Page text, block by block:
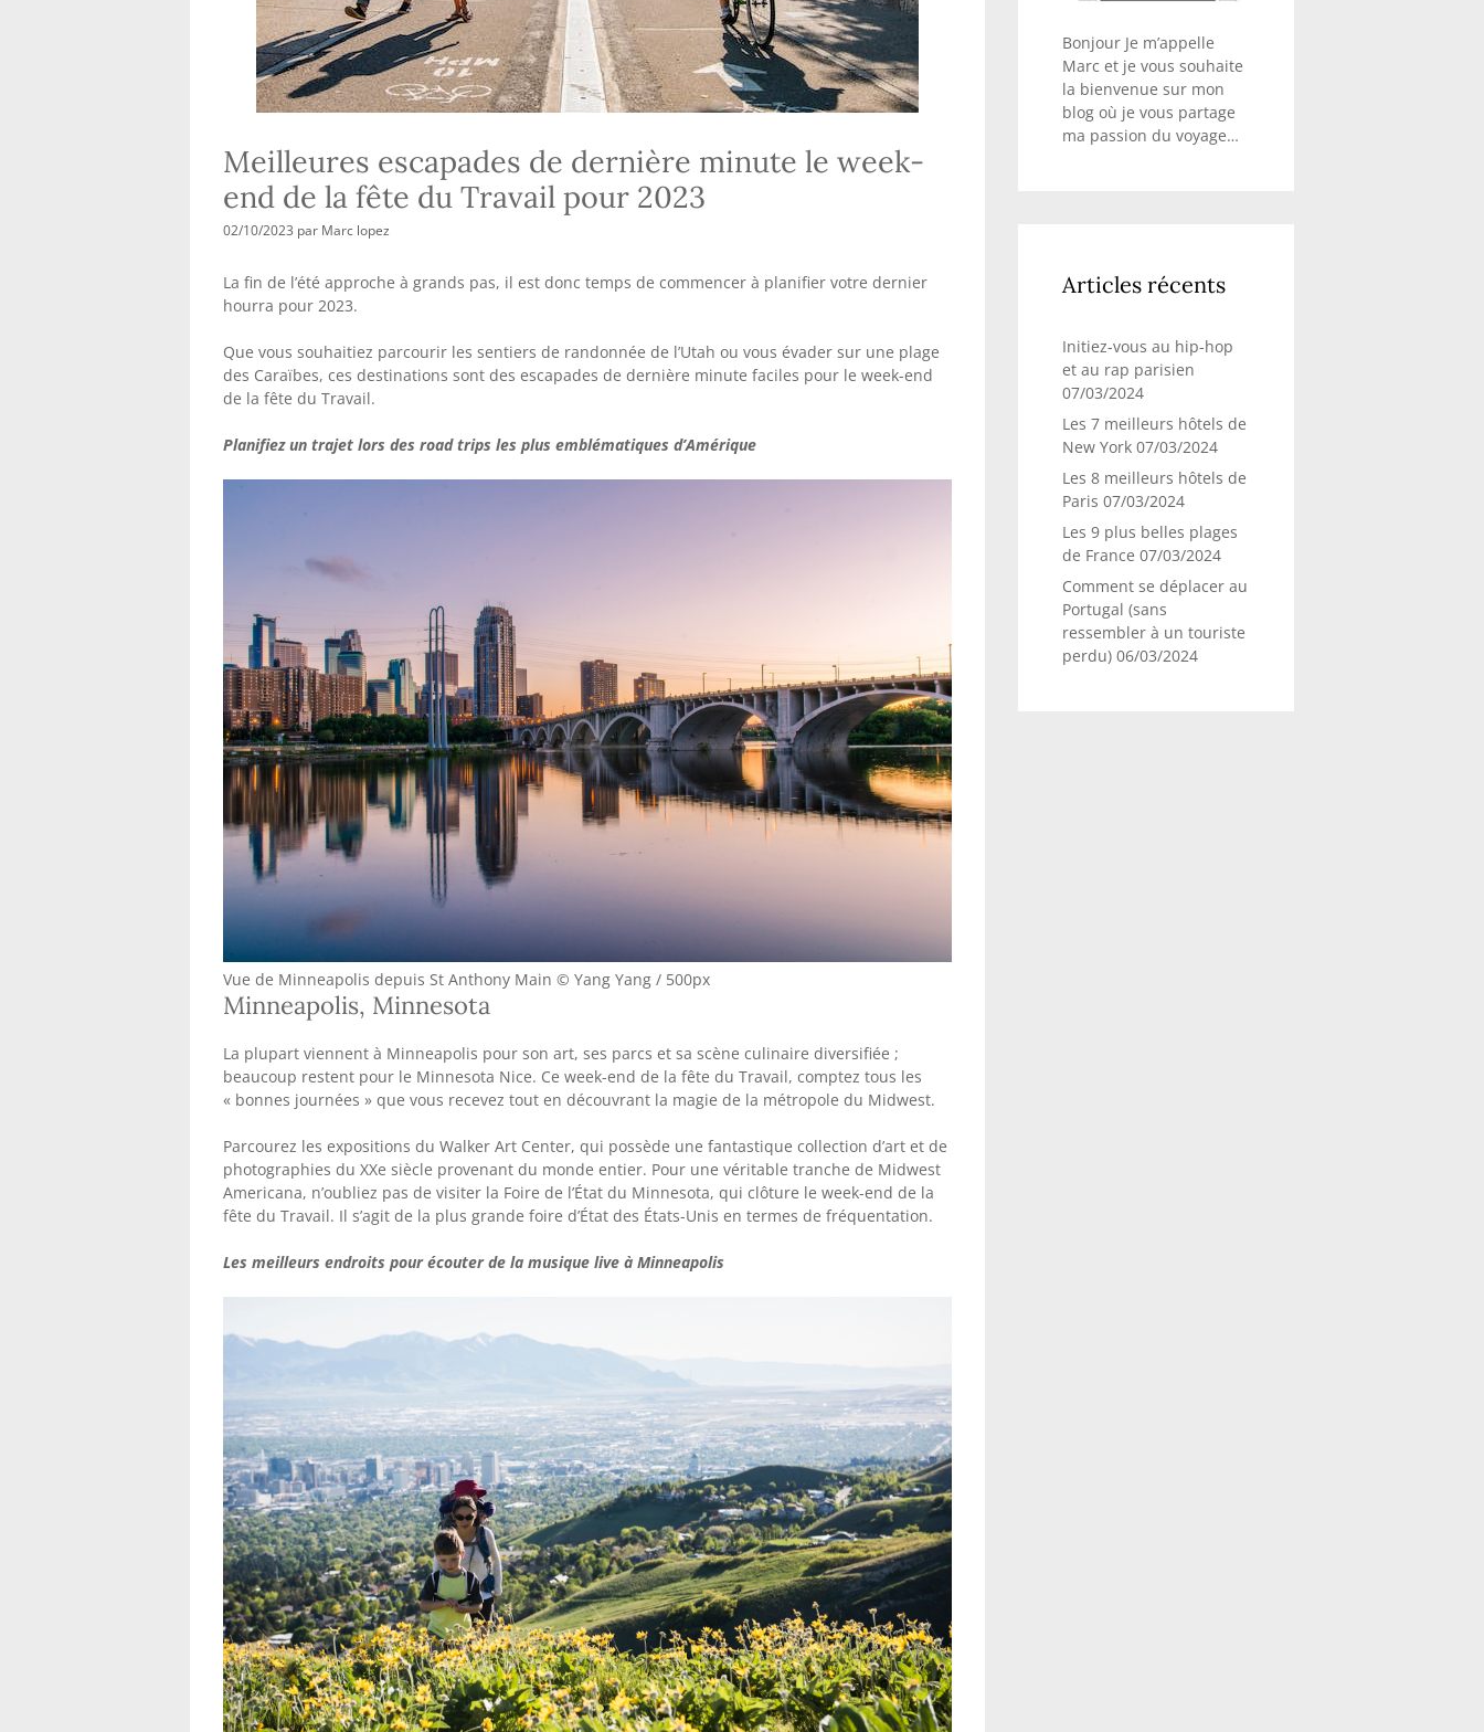
Meilleures escapades de dernière minute le week-
end de la fête du Travail pour 2023
02/10/2023 par Marc lopez
La fin de l’été approche à grands pas, il est donc temps de commencer à planifier votre dernier
hourra pour 2023.
Que vous souhaitiez parcourir les sentiers de randonnée de l’Utah ou vous évader sur une plage
des Caraïbes, ces destinations sont des escapades de dernière minute faciles pour le week-end
de la fête du Travail.
Planifiez un trajet lors des road trips les plus emblématiques d’Amérique
Vue de Minneapolis depuis St Anthony Main © Yang Yang / 500px
Minneapolis, Minnesota
La plupart viennent à Minneapolis pour son art, ses parcs et sa scène culinaire diversifiée ;
beaucoup restent pour le Minnesota Nice. Ce week-end de la fête du Travail, comptez tous les
« bonnes journées » que vous recevez tout en découvrant la magie de la métropole du Midwest.
Parcourez les expositions du Walker Art Center, qui possède une fantastique collection d’art et de
photographies du XXe siècle provenant du monde entier. Pour une véritable tranche de Midwest
Americana, n’oubliez pas de visiter la Foire de l’État du Minnesota, qui clôture le week-end de la
fête du Travail. Il s’agit de la plus grande foire d’État des États-Unis en termes de fréquentation.
Les meilleurs endroits pour écouter de la musique live à Minneapolis
Bonjour Je m’appelle
Marc et je vous souhaite
la bienvenue sur mon
blog où je vous partage
ma passion du voyage…
Articles récents
Initiez-vous au hip-hop
et au rap parisien
07/03/2024
Les 7 meilleurs hôtels de
New York 07/03/2024
Les 8 meilleurs hôtels de
Paris 07/03/2024
Les 9 plus belles plages
de France 07/03/2024
Comment se déplacer au
Portugal (sans
ressembler à un touriste
perdu) 06/03/2024